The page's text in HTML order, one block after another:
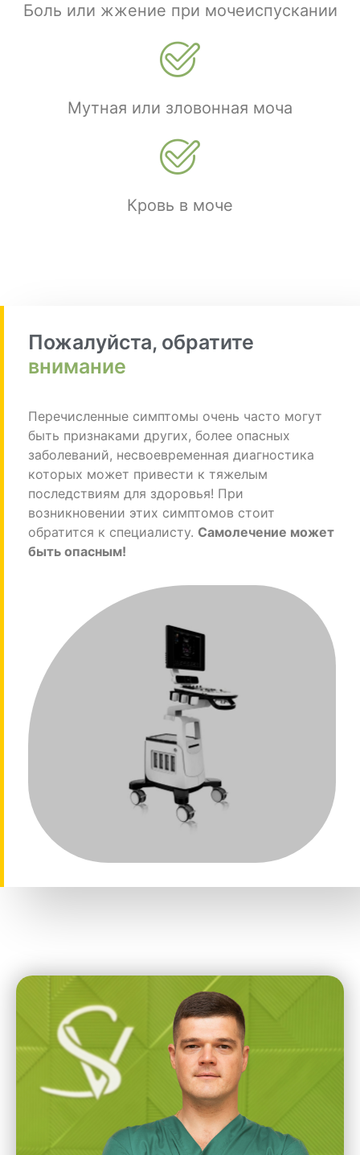
Боль или жжение при мочеиспускании
Мутная или зловонная моча
Кровь в моче
Пожалуйста, обратите
внимание
Перечисленные симптомы очень часто могут
быть признаками других, более опасных
заболеваний, несвоевременная диагностика
которых может привести к тяжелым
последствиям для здоровья! При
возникновении этих симптомов стоит
обратится к специалисту. Самолечение может
быть опасным!